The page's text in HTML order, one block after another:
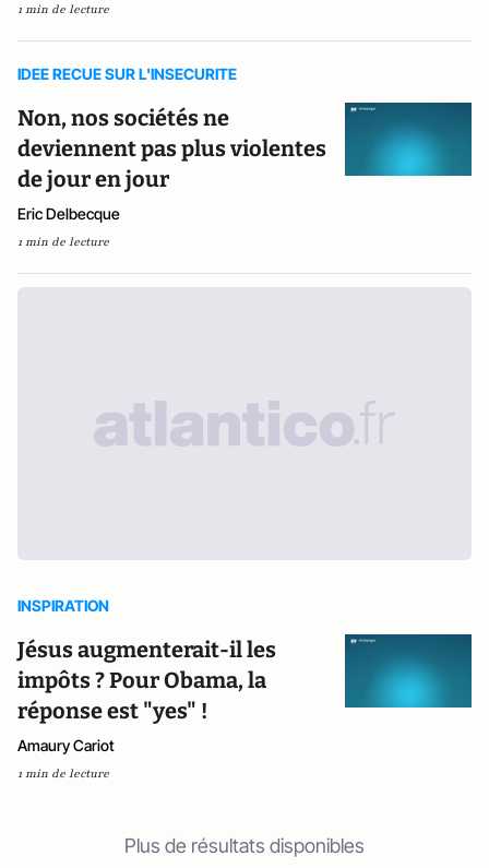
1 min de lecture
IDEE RECUE SUR L'INSECURITE
Non, nos sociétés ne
deviennent pas plus violentes
de jour en jour
Eric Delbecque
1 min de lecture
INSPIRATION
Jésus augmenterait-il les
impôts ? Pour Obama, la
réponse est "yes" !
Amaury Cariot
1 min de lecture
Plus de résultats disponibles